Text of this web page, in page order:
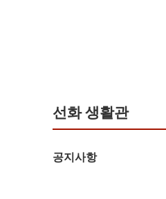
선화 생활관
공지사항